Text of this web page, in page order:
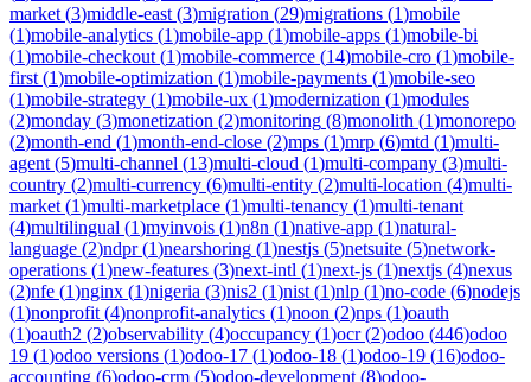
market (3)middle-east (3)migration (29)migrations (1)mobile
(1)mobile-analytics (1)mobile-app (1)mobile-apps (1)mobile-bi
(1)mobile-checkout (1)mobile-commerce (14)mobile-cro (1)mobile-
first (1)mobile-optimization (1)mobile-payments (1)mobile-seo
(1)mobile-strategy (1)mobile-ux (1)modernization (1)modules
(2)monday (3)monetization (2)monitoring (8)monolith (1)monorepo
(2)month-end (1)month-end-close (2)mps (1)mrp (6)mtd (1)multi-
agent (5)multi-channel (13)multi-cloud (1)multi-company (3)multi-
country (2)multi-currency (6)multi-entity (2)multi-location (4)multi-
market (1)multi-marketplace (1)multi-tenancy (1)multi-tenant
(4)multilingual (1)myinvois (1)n8n (1)native-app (1)natural-
language (2)ndpr(1)nearshoring (1)nestjs (5)netsuite (5)network-
operations (1)new-features (3)next-intl (1)next-js (1)nextjs (4)nexus
(2)nfe (1)nginx (1)nigeria (3)nis2 (1)nist (1)nlp (1)no-code (6)nodejs
(1)nonprofit (4)nonprofit-analytics (1)noon (2)nps (1)oauth
(1)oauth2 (2)observability (4)occupancy (1)ocr(2)odoo (446)odoo
19 (1)odoo versions (1)odoo-17 (1)odoo-18 (1)odoo-19 (16)odoo-
accounting (6)odoo-crm (5)odoo-development (8)odoo-